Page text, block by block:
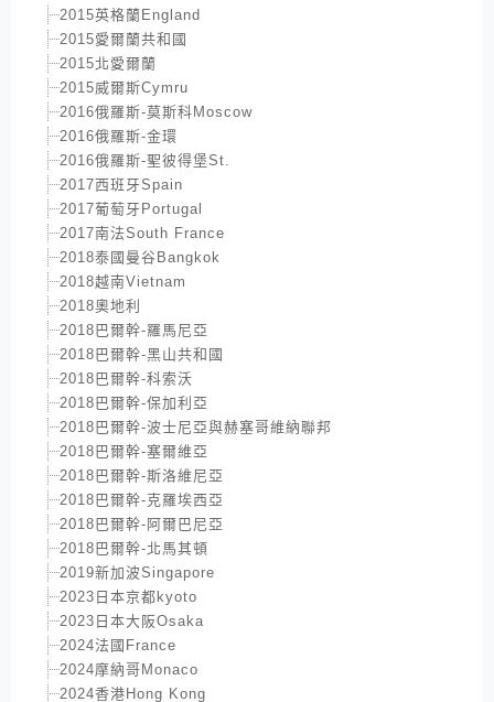
2015英格蘭England
2015愛爾蘭共和國
2015北愛爾蘭
2015威爾斯Cymru
2016俄羅斯-莫斯科Moscow
2016俄羅斯-金環
2016俄羅斯-聖彼得堡St.
2017西班牙Spain
2017葡萄牙Portugal
2017南法South France
2018泰國曼谷Bangkok
2018越南Vietnam
2018奧地利
2018巴爾幹-羅馬尼亞
2018巴爾幹-黑山共和國
2018巴爾幹-科索沃
2018巴爾幹-保加利亞
2018巴爾幹-波士尼亞與赫塞哥維納聯邦
2018巴爾幹-塞爾維亞
2018巴爾幹-斯洛維尼亞
2018巴爾幹-克羅埃西亞
2018巴爾幹-阿爾巴尼亞
2018巴爾幹-北馬其頓
2019新加波Singapore
2023日本京都kyoto
2023日本大阪Osaka
2024法國France
2024摩納哥Monaco
2024香港Hong Kong